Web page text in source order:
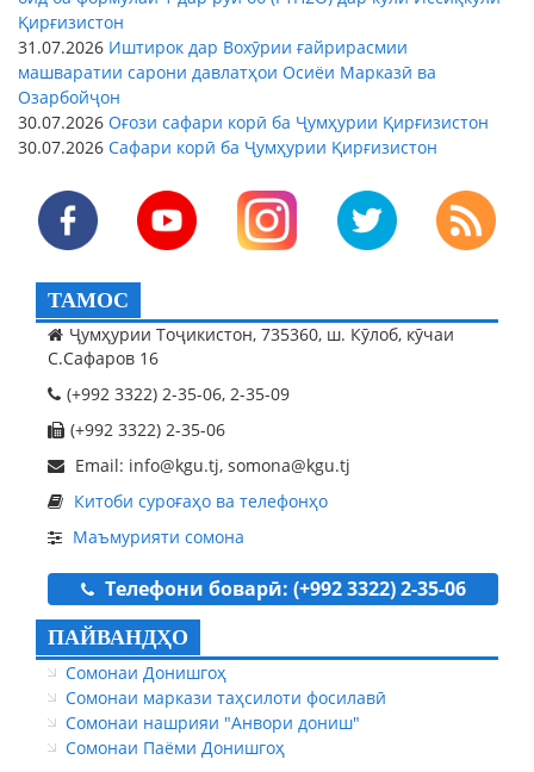
Қирғизистон
31.07.2026 Иштирок дар Вохӯрии ғайрирасмии
машваратии сарони давлатҳои Осиёи Марказӣ ва
Озарбойҷон
30.07.2026 Оғози сафари корӣ ба Ҷумҳурии Қирғизистон
30.07.2026 Сафари корӣ ба Ҷумҳурии Қирғизистон
ТАМОС
Ҷумҳурии Тоҷикистон, 735360, ш. Кӯлоб, кӯчаи
С.Сафаров 16
(+992 3322) 2-35-06, 2-35-09
(+992 3322) 2-35-06
Email: info@kgu.tj, somona@kgu.tj
Китоби суроғаҳо ва телефонҳо
Маъмурияти сомона
Телефони боварӣ: (+992 3322) 2-35-06
ПАЙВАНДҲО
Сомонаи Донишгоҳ
Сомонаи маркази таҳсилоти фосилавӣ
Сомонаи нашрияи "Анвори дониш"
Сомонаи Паёми Донишгоҳ